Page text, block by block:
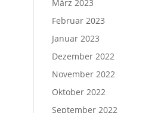
März 2023
Februar 2023
Januar 2023
Dezember 2022
November 2022
Oktober 2022
September 2022